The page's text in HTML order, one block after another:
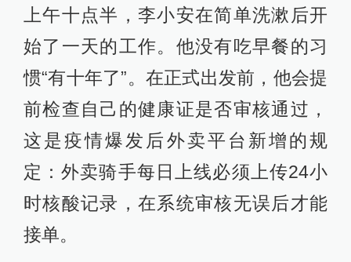
上午十点半，李小安在简单洗漱后开
始了一天的工作。他没有吃早餐的习
惯“有十年了”。在正式出发前，他会提
前检查自己的健康证是否审核通过，
这是疫情爆发后外卖平台新增的规
定：外卖骑手每日上线必须上传24小
时核酸记录，在系统审核无误后才能
接单。